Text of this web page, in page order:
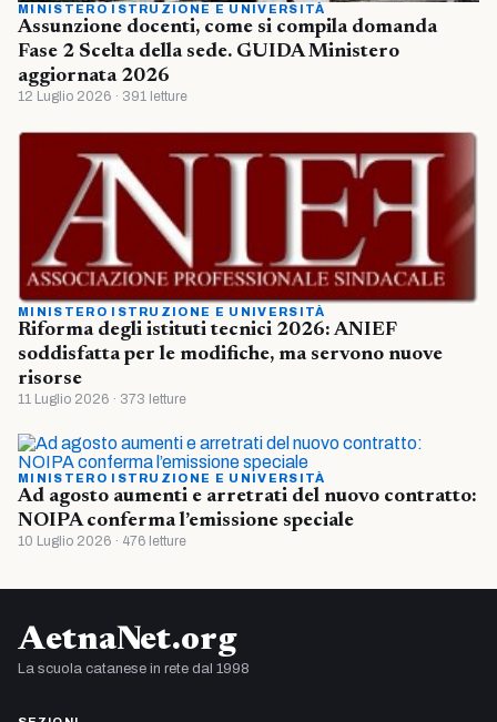
MINISTERO ISTRUZIONE E UNIVERSITÀ
Assunzione docenti, come si compila domanda
Fase 2 Scelta della sede. GUIDA Ministero
aggiornata 2026
12 Luglio 2026 · 391 letture
MINISTERO ISTRUZIONE E UNIVERSITÀ
Riforma degli istituti tecnici 2026: ANIEF
soddisfatta per le modifiche, ma servono nuove
risorse
11 Luglio 2026 · 373 letture
MINISTERO ISTRUZIONE E UNIVERSITÀ
Ad agosto aumenti e arretrati del nuovo contratto:
NOIPA conferma l’emissione speciale
10 Luglio 2026 · 476 letture
AetnaNet.org
La scuola catanese in rete dal 1998